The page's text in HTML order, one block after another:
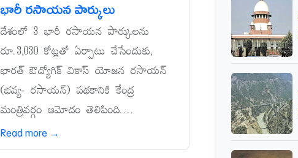
భారీ రసాయన పార్కులు
దేశంలో 3 భారీ రసాయన పార్కులను
రూ.3,030 కోట్లతో ఏర్పాటు చేసేందుకు,
భారత్‌ ఔద్యోగిక్‌ వికాస్‌ యోజన రసాయన్‌
(భవ్య- రసాయన్‌) పథకానికి కేంద్ర
మంత్రివర్గం ఆమోదం తెలిపింది....
Read more →